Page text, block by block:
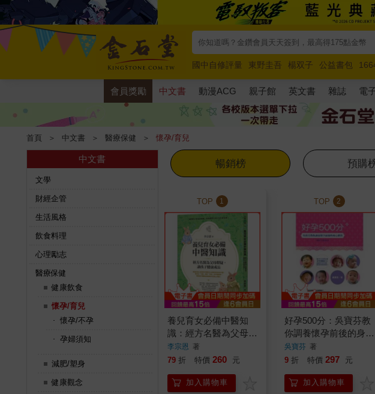
國中自修評量 東野圭吾 楊双子 公益書包
唯紅花綻放
奧德賽 路邊攤新作 馬斯克 玩具
會員獎勵 中文書 動漫ACG 親子館 英文書 雜誌 電
首頁 ＞ 中文書 ＞ 醫療保健 ＞ 懷孕/育兒
中文書
文學
財經企管
生活風格
飲食料理
心理勵志
醫療保健
健康飲食
懷孕/育兒
懷孕/不孕
孕婦須知
減肥/塑身
健康觀念
暢銷榜 預購
TOP 1
養兒育女必備中醫知
識：經方名醫為父母釋
疑，讓孩子健康成長
李宗恩 著
79 折 特價 260 元
加入購物車
TOP 2
好孕500分：吳寶芬教
你調養懷孕前後的身心
體質(附好運講座CD )
吳寶芬 著
9 折 特價 297 元
加入購物車